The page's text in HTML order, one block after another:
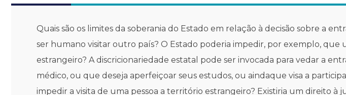
Quais são os limites da soberania do Estado em relação à decisão sobre a
ser humano visitar outro país? O Estado poderia impedir, por exemplo,
estrangeiro? A discricionariedade estatal pode ser invocada para vedar a
médico, ou que deseja aperfeiçoar seus estudos, ou aindaque visa a
impedir a visita de uma pessoa a território estrangeiro? Existiria um direito